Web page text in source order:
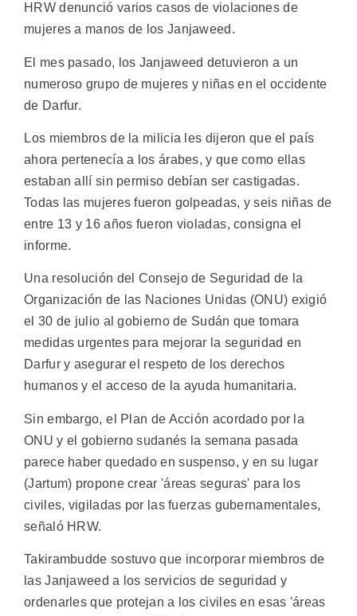
HRW denunció varios casos de violaciones de
mujeres a manos de los Janjaweed.
El mes pasado, los Janjaweed detuvieron a un
numeroso grupo de mujeres y niñas en el occidente
de Darfur.
Los miembros de la milicia les dijeron que el país
ahora pertenecía a los árabes, y que como ellas
estaban allí sin permiso debían ser castigadas.
Todas las mujeres fueron golpeadas, y seis niñas de
entre 13 y 16 años fueron violadas, consigna el
informe.
Una resolución del Consejo de Seguridad de la
Organización de las Naciones Unidas (ONU) exigió
el 30 de julio al gobierno de Sudán que tomara
medidas urgentes para mejorar la seguridad en
Darfur y asegurar el respeto de los derechos
humanos y el acceso de la ayuda humanitaria.
Sin embargo, el Plan de Acción acordado por la
ONU y el gobierno sudanés la semana pasada
parece haber quedado en suspenso, y en su lugar
(Jartum) propone crear 'áreas seguras' para los
civiles, vigiladas por las fuerzas gubernamentales,
señaló HRW.
Takirambudde sostuvo que incorporar miembros de
las Janjaweed a los servicios de seguridad y
ordenarles que protejan a los civiles en esas 'áreas